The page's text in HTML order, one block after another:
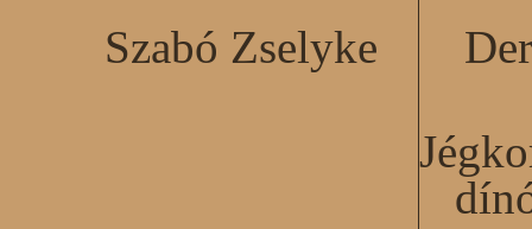
Szabó Zselyke